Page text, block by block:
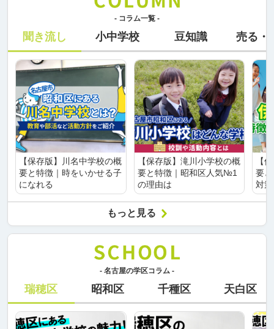
- コラム一覧 -
聞き流し 小中学校 豆知識 売る・
【保存版】川名中学校の概
要と特徴｜時をいかせる子
になれる
【保存版】滝川小学校の概
要と特徴｜昭和区人気№1
の理由は
【
要
対
もっと見る
- 名古屋の学区コラム -
瑞穂区 昭和区 千種区 天白区